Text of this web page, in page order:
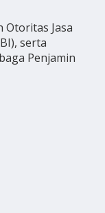
Otoritas Jasa
serta
Penjamin